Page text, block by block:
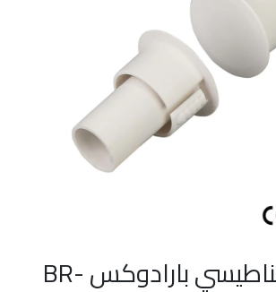
حساس مغناطيسي بارادوكس BR-